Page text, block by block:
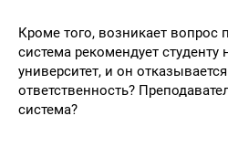
Кроме того, возникает вопрос
система рекомендует студенту
университет, и он
ответственность?
система?